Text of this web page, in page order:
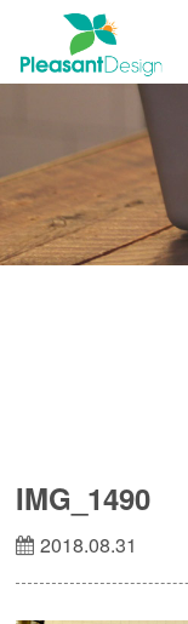
IMG_1490
2018.08.31